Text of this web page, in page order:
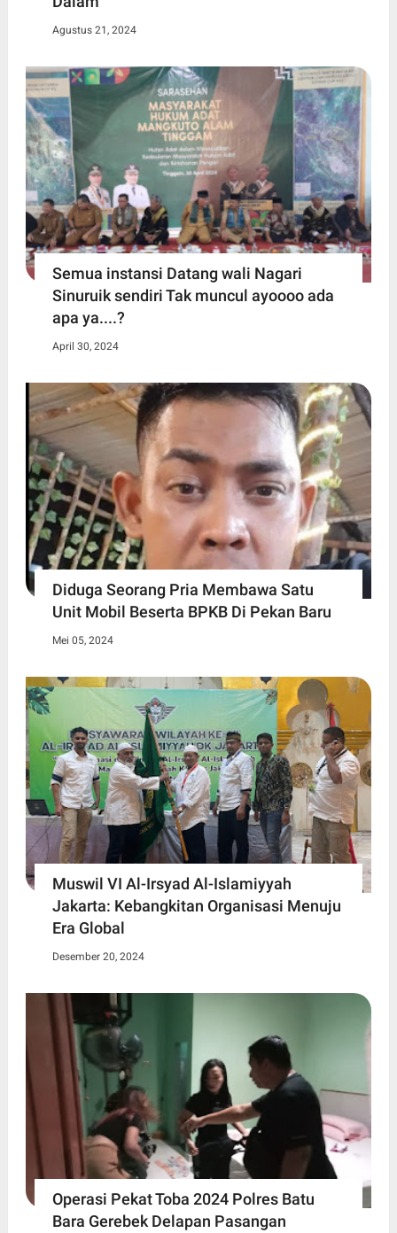
Agustus 21, 2024
Semua instansi Datang wali Nagari
Sinuruik sendiri Tak muncul ayoooo ada
apa ya....?
April 30, 2024
Diduga Seorang Pria Membawa Satu
Unit Mobil Beserta BPKB Di Pekan Baru
Mei 05, 2024
Muswil VI Al-Irsyad Al-Islamiyyah
Jakarta: Kebangkitan Organisasi Menuju
Era Global
Desember 20, 2024
Operasi Pekat Toba 2024 Polres Batu
Bara Gerebek Delapan Pasangan